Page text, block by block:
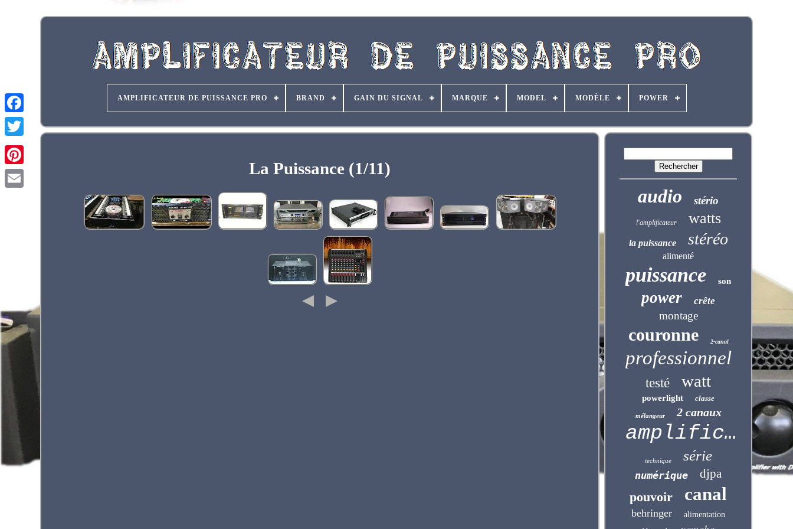
AMPLIFICATEUR DE PUISSANCE PRO BRAND GAIN DU SIGNAL MARQUE MODEL MODÈLE POWER
La Puissance (1/11)
audio stério
l'amplificateur watts
la puissance stéréo
alimenté
puissance son
power crête
montage
couronne 2-canal
professionnel
testé watt
powerlight classe
mélangeur 2 canaux
amplificateur
technique série
numérique djpa
pouvoir canal
behringer alimentation